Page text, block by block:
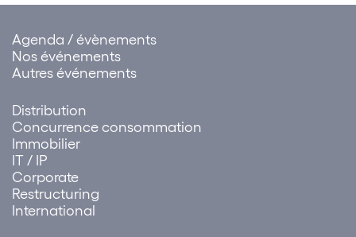
Agenda / évènements
Nos événements
Autres événements
Distribution
Concurrence consommation
Immobilier
IT / IP
Corporate
Restructuring
International